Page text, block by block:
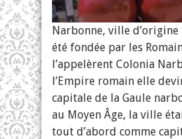
Narbonne, ville d’origine
été fondée par les
l’appelèrent Colonia
l’Empire romain elle
capitale de la Gaule
au Moyen Âge, la ville
tout d’abord comme